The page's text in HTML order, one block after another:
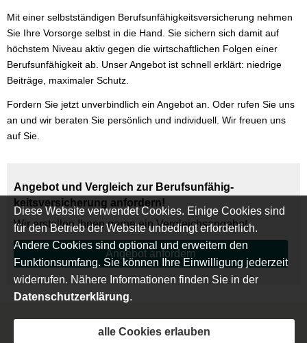
Mit einer selbstständigen Berufs­unfähig­keitsversicherung nehmen
Sie Ihre Vorsorge selbst in die Hand. Sie sichern sich damit auf
höchstem Niveau aktiv gegen die wirtschaftlichen Folgen einer
Berufs­unfähig­keit ab. Unser Angebot ist schnell erklärt: niedrige
Beiträge, maximaler Schutz.
Fordern Sie jetzt unverbindlich ein Angebot an. Oder rufen Sie uns
an und wir beraten Sie persönlich und individuell. Wir freuen uns
auf Sie.
Angebot und Vergleich zur Berufs­unfähig­
keitsversicherung anfordern!
Wir erstellen Ihnen gerne ein Vergleichsangebot.
An­ge­bot an­for­dern
Rechtliche Hinweise·Datenschutz
Diese Website verwendet Cookies. Einige Cookies sind
für den Betrieb der Website unbedingt erforderlich.
Andere Cookies sind optional und erweitern den
Funktionsumfang. Sie können Ihre Einwilligung jederzeit
widerrufen. Nähere Informationen finden Sie in der
Datenschutzerklärung.
alle Cookies erlauben